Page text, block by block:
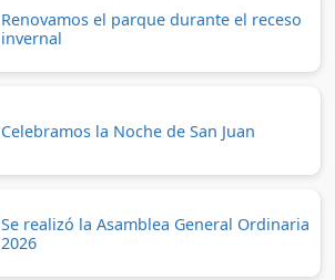
Renovamos el parque durante el receso
invernal
Celebramos la Noche de San Juan
Se realizó la Asamblea General Ordinaria
2026